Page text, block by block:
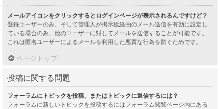
メールアイコンをクリックするとログインページが表示されるんですけど？
登録ユーザーのみ、そして管理人が掲示板経由のメール送信を有効に設定し
ている場合のみ、他のユーザーに対してメールを送信することが可能です。
これは匿名ユーザーによるメールを利用した悪質な行為を防ぐためです。
ページトップ
投稿に関する問題
フォーラムにトピックを投稿、またはトピックに返信するには？
フォーラムに新しいトピックを投稿するにはフォーラム閲覧ページ内にある